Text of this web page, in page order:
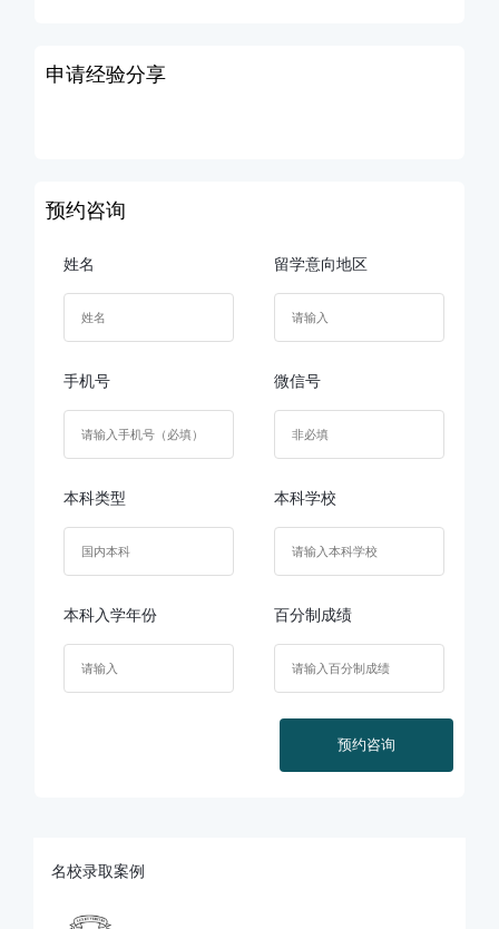
申请经验分享
预约咨询
姓名 留学意向地区
手机号 微信号
本科类型 本科学校
本科入学年份 百分制成绩
预约咨询
名校录取案例